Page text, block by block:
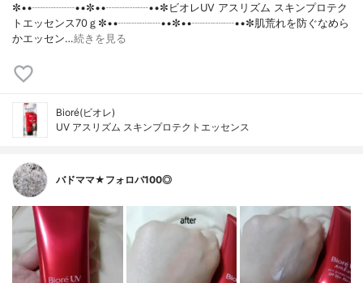
✼••┈┈┈┈••✼••┈┈┈┈••✼ビオレUV アスリズム スキンプロテク
トエッセンス70ｇ✼••┈┈┈┈••✼••┈┈┈┈••✼肌荒れを防ぐなめら
かエッセン…続きを見る
Bioré(ビオレ)
UV アスリズム スキンプロテクトエッセンス
バドママ★フォロバ100◎